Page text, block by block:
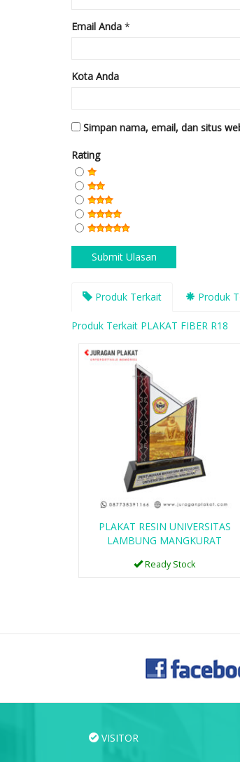
Email Anda *
Kota Anda
Simpan nama, email, dan situs
Rating
Produk Terkait Produk
Produk Terkait PLAKAT FIBER R18
PLAKAT RESIN UNIVERSITAS
LAMBUNG MANGKURAT
Ready Stock
VISITOR